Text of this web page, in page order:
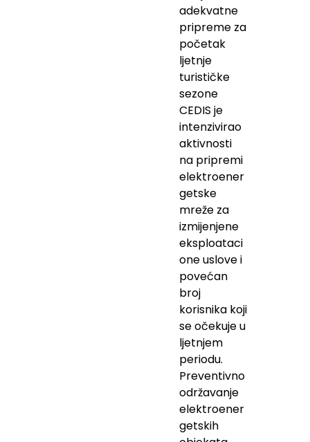
adekvatne
pripreme za
početak
ljetnje
turističke
sezone
CEDIS je
intenzivirao
aktivnosti
na pripremi
elektroener
getske
mreže za
izmijenjene
eksploataci
one uslove i
povećan
broj
korisnika koji
se očekuje u
ljetnjem
periodu.
Preventivno
održavanje
elektroener
getskih